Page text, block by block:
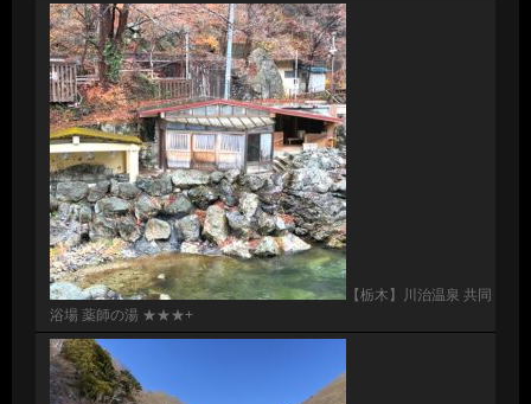
【栃木】川治温泉 共同
浴場 薬師の湯 ★★★+